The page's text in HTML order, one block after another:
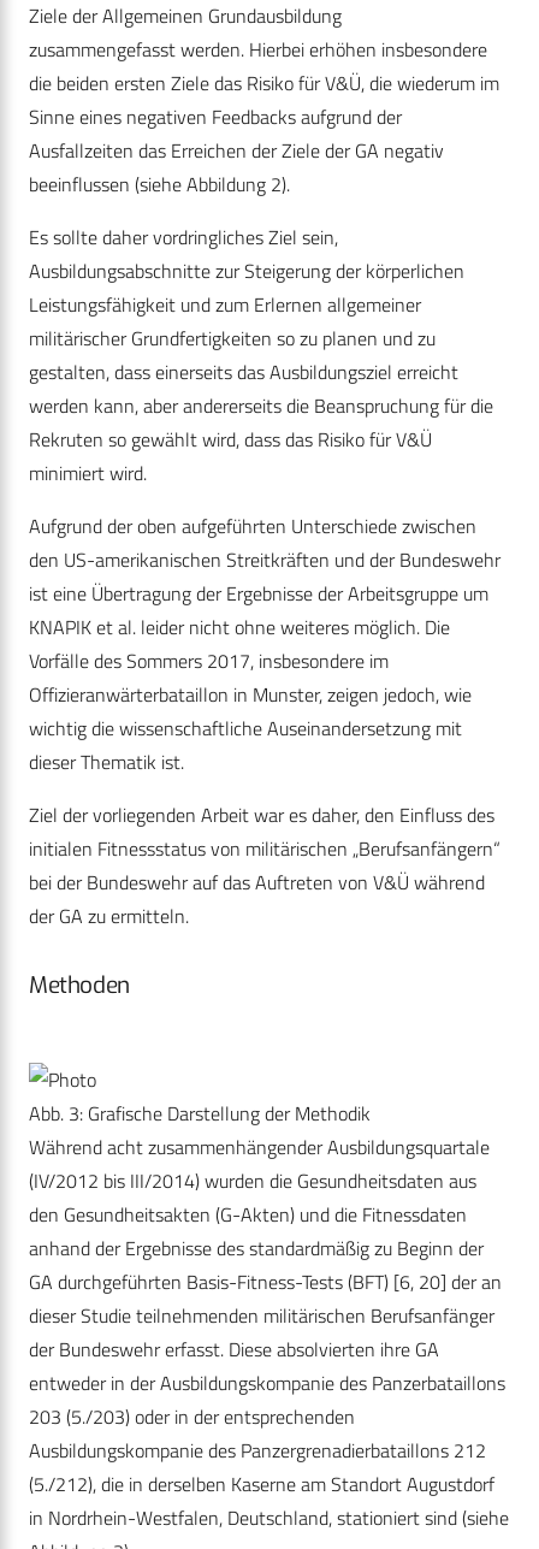
Ziele der Allgemeinen Grundausbildung
zusammengefasst werden. Hierbei erhöhen insbesondere
die beiden ersten Ziele das Risiko für V&Ü, die wiederum im
Sinne eines negativen Feedbacks aufgrund der
Ausfallzeiten das Erreichen der Ziele der GA negativ
beeinflussen (siehe Abbildung 2).
Es sollte daher vordringliches Ziel sein,
Ausbildungsabschnitte zur Steigerung der körperlichen
Leistungsfähigkeit und zum Erlernen allgemeiner
militärischer Grundfertigkeiten so zu planen und zu
gestalten, dass einerseits das Ausbildungsziel erreicht
werden kann, aber andererseits die Beanspruchung für die
Rekruten so gewählt wird, dass das Risiko für V&Ü
minimiert wird.
Aufgrund der oben aufgeführten Unterschiede zwischen
den US-amerikanischen Streitkräften und der Bundeswehr
ist eine Übertragung der Ergebnisse der Arbeitsgruppe um
KNAPIK et al. leider nicht ohne weiteres möglich. Die
Vorfälle des Sommers 2017, insbesondere im
Offizieranwärterbataillon in Munster, zeigen jedoch, wie
wichtig die wissenschaftliche Auseinandersetzung mit
dieser Thematik ist.
Ziel der vorliegenden Arbeit war es daher, den Einfluss des
initialen Fitnessstatus von militärischen „Berufsanfängern“
bei der Bundeswehr auf das Auftreten von V&Ü während
der GA zu ermitteln.
Methoden
Abb. 3: Grafische Darstellung der Methodik
Während acht zusammenhängender Ausbildungsquartale
(IV/2012 bis III/2014) wurden die Gesundheitsdaten aus
den Gesundheitsakten (G-Akten) und die Fitnessdaten
anhand der Ergebnisse des standardmäßig zu Beginn der
GA durchgeführten Basis-Fitness-Tests (BFT) [6, 20] der an
dieser Studie teilnehmenden militärischen Berufsanfänger
der Bundeswehr erfasst. Diese absolvierten ihre GA
entweder in der Ausbildungskompanie des Panzerbataillons
203 (5./203) oder in der entsprechenden
Ausbildungskompanie des Panzergrenadierbataillons 212
(5./212), die in derselben Kaserne am Standort Augustdorf
in Nordrhein-Westfalen, Deutschland, stationiert sind (siehe